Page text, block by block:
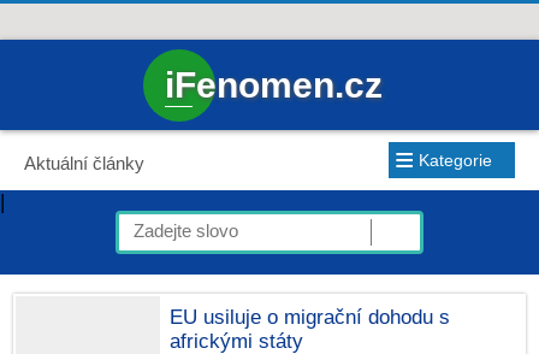
iFenomen.cz
Aktuální články ≡ Kategorie
|
EU usiluje o migrační dohodu s
africkými státy